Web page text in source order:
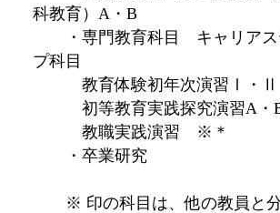
科教育）A・B
・専門教育科目 キャリアス
プ科目
教育体験初年次演習Ⅰ・
初等教育実践探究演習A・
教職実践演習 ※＊
・卒業研究
※ 印の科目は、他の教員と分